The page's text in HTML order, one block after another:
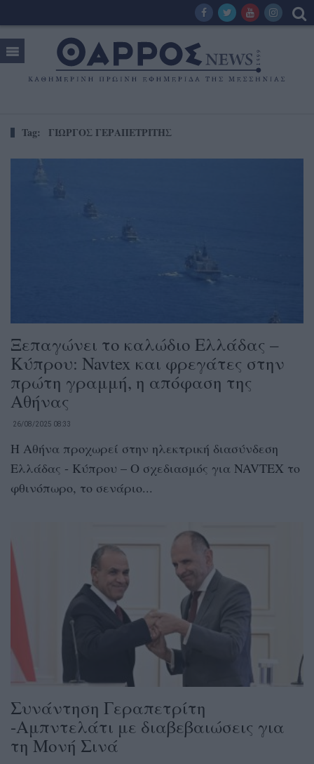
Tag: ΓΙΩΡΓΟΣ ΓΕΡΑΠΕΤΡΙΤΗΣ
Ξεπαγώνει το καλώδιο Ελλάδας –
Κύπρου: Navtex και φρεγάτες στην
πρώτη γραμμή, η απόφαση της
Αθήνας
26/08/2025 08:33
Η Αθήνα προχωρεί στην ηλεκτρική διασύνδεση
Ελλάδας - Κύπρου – Ο σχεδιασμός για NAVTEX το
φθινόπωρο, το σενάριο...
Συνάντηση Γεραπετρίτη
-Αμπντελάτι με διαβεβαιώσεις για
τη Μονή Σινά